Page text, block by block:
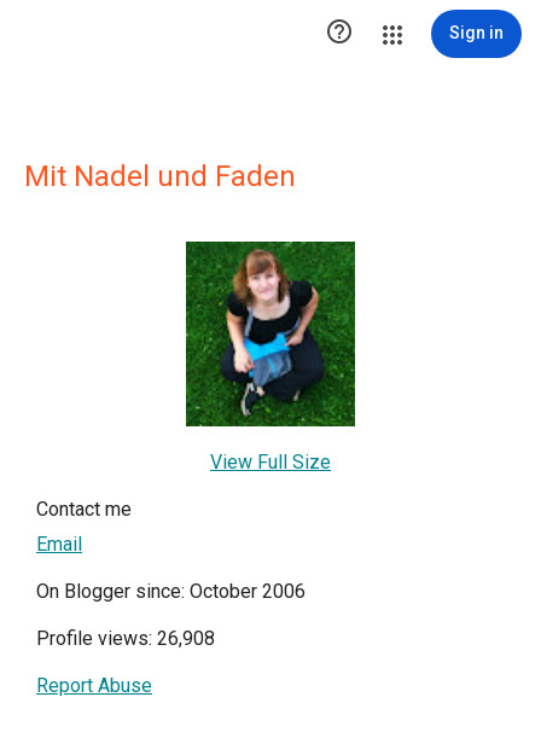
 Sign in
Mit Nadel und Faden
View Full Size
Contact me
Email
On Blogger since: October 2006
Profile views: 26,908
Report Abuse